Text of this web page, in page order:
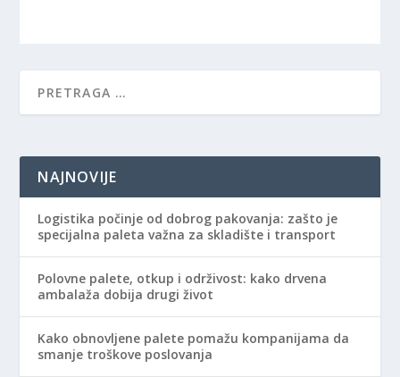
NAJNOVIJE
Logistika počinje od dobrog pakovanja: zašto je
specijalna paleta važna za skladište i transport
Polovne palete, otkup i održivost: kako drvena
ambalaža dobija drugi život
Kako obnovljene palete pomažu kompanijama da
smanje troškove poslovanja